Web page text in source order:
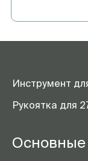
Инструмент
Рукоятка для
Основные